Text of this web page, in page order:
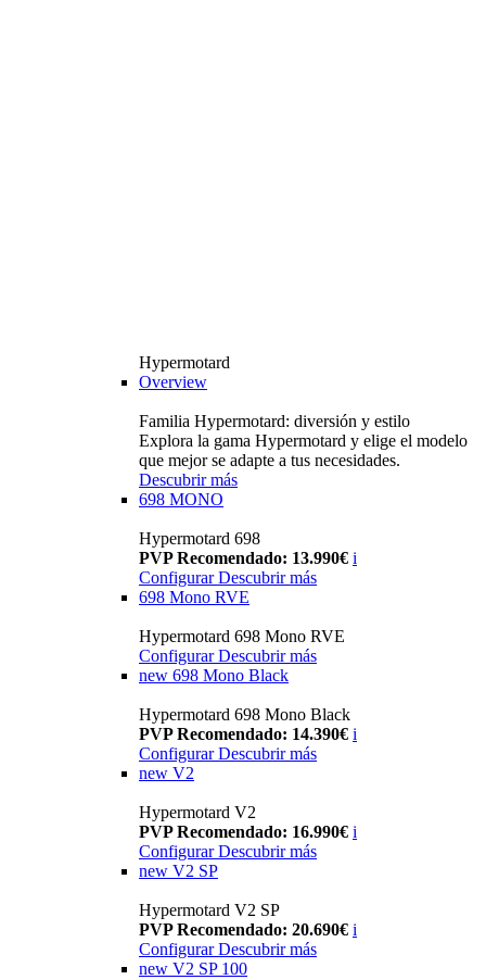
Hypermotard
Overview
Familia Hypermotard: diversión y estilo
Explora la gama Hypermotard y elige el modelo
que mejor se adapte a tus necesidades.
Descubrir más
698 MONO
Hypermotard 698
PVP Recomendado: 13.990€ i
ConfigurarDescubrir más
698 Mono RVE
Hypermotard 698 Mono RVE
Configurar Descubrir más
new 698 Mono Black
Hypermotard 698 Mono Black
PVP Recomendado: 14.390€ i
Configurar Descubrir más
new V2
Hypermotard V2
PVP Recomendado: 16.990€ i
Configurar Descubrir más
new V2 SP
Hypermotard V2 SP
PVP Recomendado: 20.690€ i
Configurar Descubrir más
new V2 SP 100